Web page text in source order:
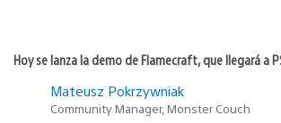
Hoy se lanza la demo de Flamecraft, que llegará a
Mateusz Pokrzywniak
Community Manager, Monster Couch